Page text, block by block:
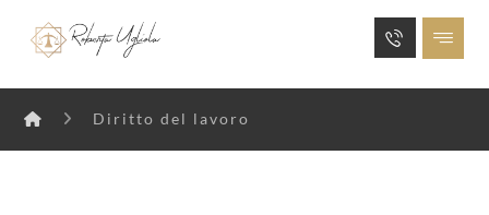
Diritto del lavoro